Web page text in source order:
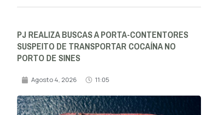
PJ REALIZA BUSCAS A PORTA-CONTENTORES
SUSPEITO DE TRANSPORTAR COCAÍNA NO
PORTO DE SINES
Agosto 4, 2026 11:05